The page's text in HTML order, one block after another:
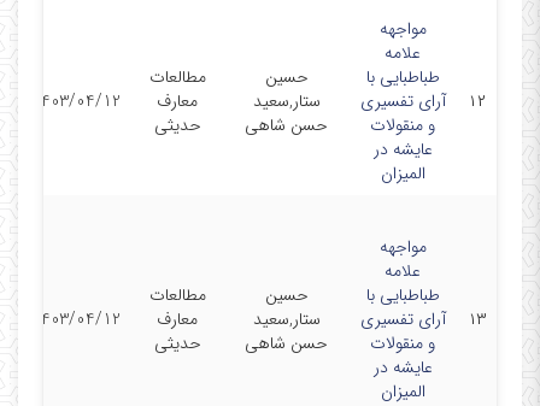
۱۲
مواجهه
علامه
طباطبایی با
آرای تفسیری
و منقولات
عایشه در
المیزان
حسین
ستار,سعید
حسن شاهی
مطالعات
معارف
حدیثی
1403/04/12
۱۳
مواجهه
علامه
طباطبایی با
آرای تفسیری
و منقولات
عایشه در
المیزان
حسین
ستار,سعید
حسن شاهی
مطالعات
معارف
حدیثی
1403/04/12